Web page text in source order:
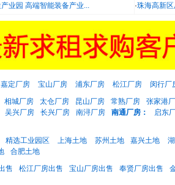
业园 高端智能装备产业...
·珠海高新
嘉定厂房 宝山厂房 浦东厂房 松江厂房
闵行厂
相城厂房 太仓厂房 昆山厂房 常熟厂房
张家港
吴兴厂房 长兴厂房 南浔厂房 南通厂房：
启东
精选工业园区 上海土地 苏州土地 嘉兴土地
合肥土地
售 松江厂房出售 宝山厂房出售 奉贤厂房出售